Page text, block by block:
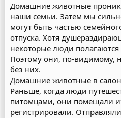
Домашние животные
наши семьи. Затем мы
могут быть частью
отпуска. Хотя
некоторые люди
Поэтому они, по-видимому,
без них.
Домашние животные в
Раньше, когда люди
питомцами, они помещали
регистрировали.